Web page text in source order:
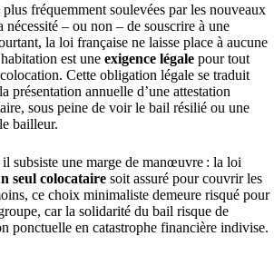
plus fréquemment soulevées par les nouveaux
nécessité – ou non – de souscrire à une
la loi française ne laisse place à aucune
est une exigence légale pour tout
Cette obligation légale se traduit
présentation annuelle d’une attestation
sous peine de voir le bail résilié ou une
bailleur.
subsiste une marge de manœuvre : la loi
seul colocataire soit assuré pour couvrir les
ce choix minimaliste demeure risqué pour
car la solidarité du bail risque de
ponctuelle en catastrophe financière indivise.